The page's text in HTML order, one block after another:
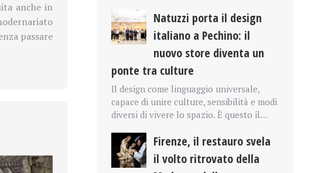
anche in
passare
Natuzzi porta il design
italiano a Pechino: il
nuovo store diventa un
ponte tra culture
Il design come linguaggio universale,
capace di unire culture, sensibilità e modi
diversi di vivere lo spazio. È questo il…
Firenze, il restauro svela
il volto ritrovato della